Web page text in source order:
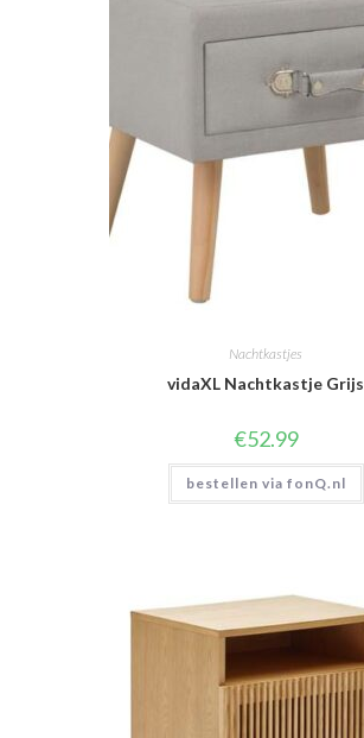
Nachtkastjes
vidaXL Nachtkastje Grijs
€52.99
bestellen via fonQ.nl